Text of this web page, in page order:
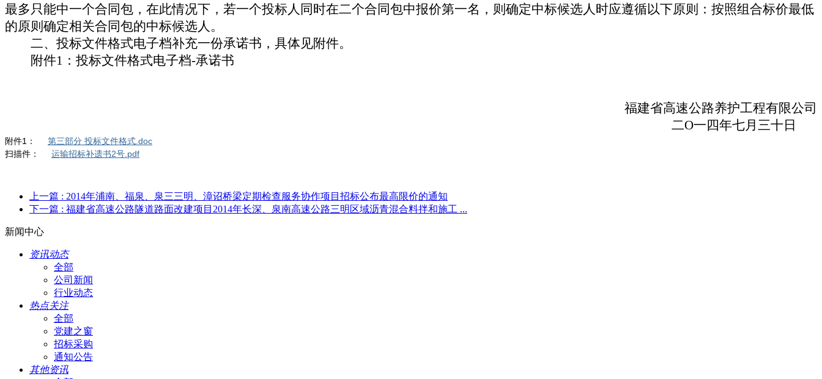
最多只能中一个合同包，在此情况下，若一个投标人同时在二个合同包中报价第一名，则确定中标候选人时应遵循以下原则：按照组合标价最低
的原则确定相关合同包的中标候选人。
二、投标文件格式电子档补充一份承诺书，具体见附件。
附件1 ：投标文件格式电子档-承诺书
福建省高速公路养护工程有限公司
二O一四年七月三十日
附件1：
第三部分 投标文件格式.doc
扫描件：
运输招标补遗书2号.pdf
上一篇 : 2014年浦南、福泉、泉三三明、漳诏桥梁定期检查服务协作项目招标公布最高限价的通知
下一篇 : 福建省高速公路隧道路面改建项目2014年长深、泉南高速公路三明区域沥青混合料拌和施工 ...
新闻中心
资讯动态
全部
公司新闻
行业动态
热点关注
全部
党建之窗
招标采购
通知公告
其他资讯